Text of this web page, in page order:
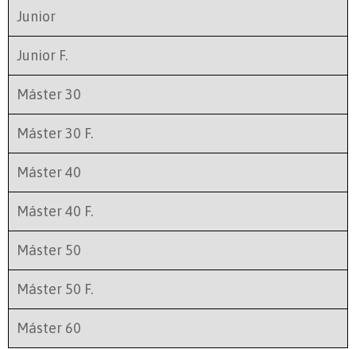
Junior
Junior F.
Máster 30
Máster 30 F.
Máster 40
Máster 40 F.
Máster 50
Máster 50 F.
Máster 60